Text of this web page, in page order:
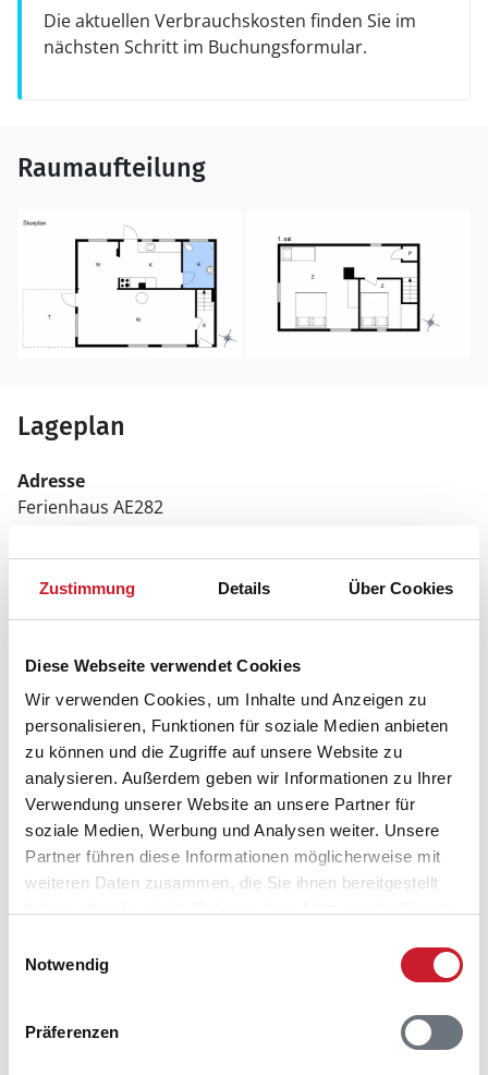
Zustimmung Details Über Cookies
Diese Webseite verwendet Cookies
Wir verwenden Cookies, um Inhalte und Anzeigen zu
personalisieren, Funktionen für soziale Medien anbieten
zu können und die Zugriffe auf unsere Website zu
analysieren. Außerdem geben wir Informationen zu Ihrer
Verwendung unserer Website an unsere Partner für
soziale Medien, Werbung und Analysen weiter. Unsere
Partner führen diese Informationen möglicherweise mit
weiteren Daten zusammen, die Sie ihnen bereitgestellt
Notwendig
Präferenzen
Die aktuellen Verbrauchskosten finden Sie im
nächsten Schritt im Buchungsformular.
Raumaufteilung
Lageplan
Adresse
Ferienhaus AE282
Marstal
5960 Marstal